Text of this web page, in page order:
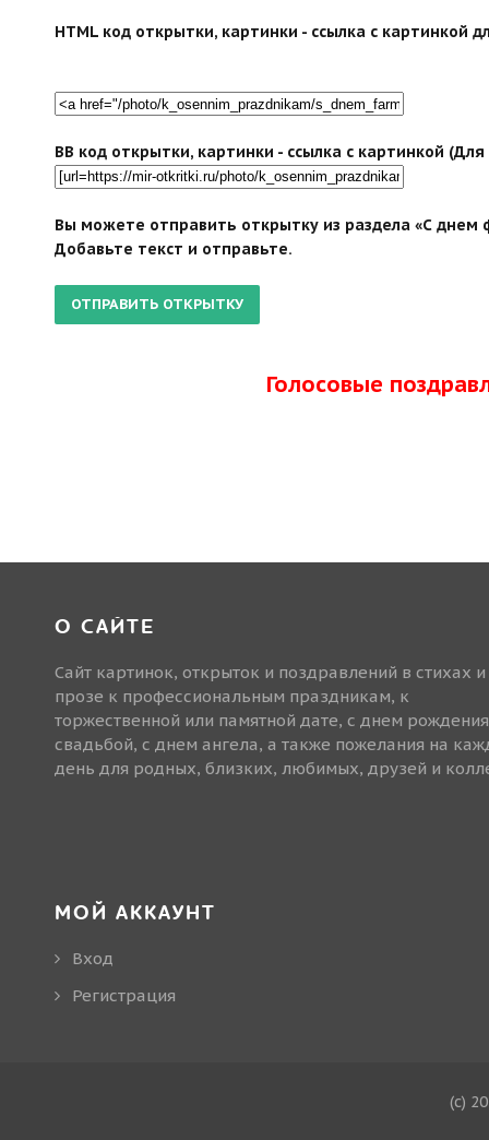
HTML код открытки, картинки - ссылка с картинкой
BB код открытки, картинки - ссылка с картинкой
Вы можете отправить открытку из раздела «С
Добавьте текст и отправьте.
Голосовые
О САЙТЕ
Сайт картинок, открыток и поздравлений в стихах и
прозе к профессиональным праздникам, к
торжественной или памятной дате, с днем
свадьбой, с днем ангела, а также пожелания на
день для родных, близких, любимых, друзей и
МОЙ АККАУНТ
Вход
Регистрация
(c)